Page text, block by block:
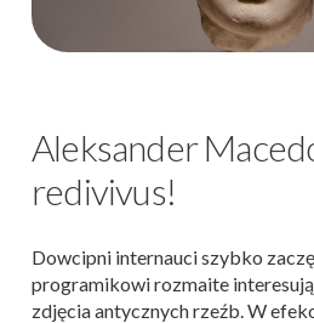
Aleksander
redivivus!
Dowcipni internauci szybko
programikowi rozmaite
zdjęcia antycznych rzeźb. W